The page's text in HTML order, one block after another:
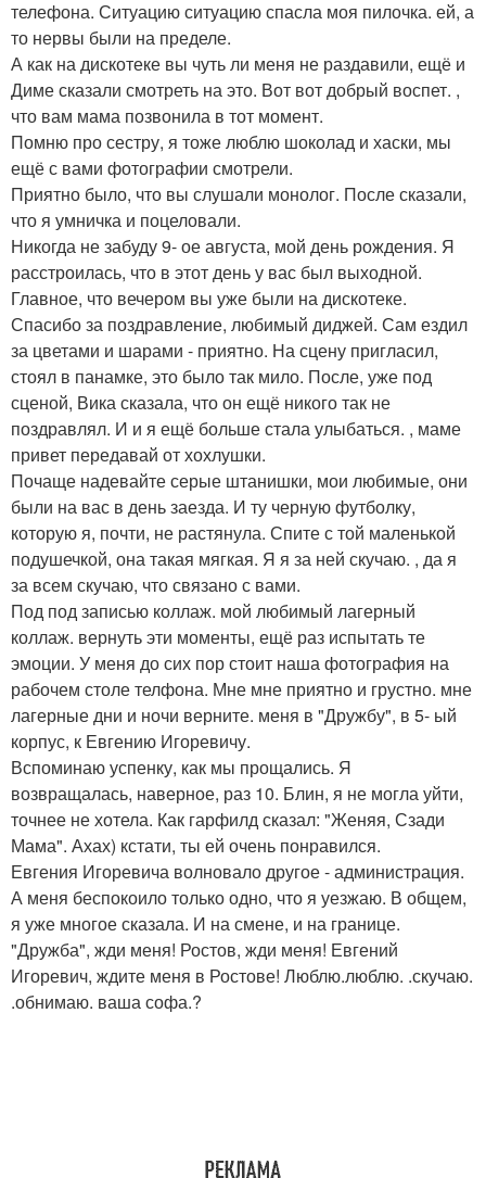
телефона. Ситуацию ситуацию спасла моя пилочка. ей, а
то нервы были на пределе.
А как на дискотеке вы чуть ли меня не раздавили, ещё и
Диме сказали смотреть на это. Вот вот добрый воспет. ,
что вам мама позвонила в тот момент.
Помню про сестру, я тоже люблю шоколад и хаски, мы
ещё с вами фотографии смотрели.
Приятно было, что вы слушали монолог. После сказали,
что я умничка и поцеловали.
Никогда не забуду 9- ое августа, мой день рождения. Я
расстроилась, что в этот день у вас был выходной.
Главное, что вечером вы уже были на дискотеке.
Спасибо за поздравление, любимый диджей. Сам ездил
за цветами и шарами - приятно. На сцену пригласил,
стоял в панамке, это было так мило. После, уже под
сценой, Вика сказала, что он ещё никого так не
поздравлял. И и я ещё больше стала улыбаться. , маме
привет передавай от хохлушки.
Почаще надевайте серые штанишки, мои любимые, они
были на вас в день заезда. И ту черную футболку,
которую я, почти, не растянула. Спите с той маленькой
подушечкой, она такая мягкая. Я я за ней скучаю. , да я
за всем скучаю, что связано с вами.
Под под записью коллаж. мой любимый лагерный
коллаж. вернуть эти моменты, ещё раз испытать те
эмоции. У меня до сих пор стоит наша фотография на
рабочем столе телфона. Мне мне приятно и грустно. мне
лагерные дни и ночи верните. меня в "Дружбу", в 5- ый
корпус, к Евгению Игоревичу.
Вспоминаю успенку, как мы прощались. Я
возвращалась, наверное, раз 10. Блин, я не могла уйти,
точнее не хотела. Как гарфилд сказал: "Женяя, Сзади
Мама". Ахах) кстати, ты ей очень понравился.
Евгения Игоревича волновало другое - администрация.
А меня беспокоило только одно, что я уезжаю. В общем,
я уже многое сказала. И на смене, и на границе.
"Дружба", жди меня! Ростов, жди меня! Евгений
Игоревич, ждите меня в Ростове! Люблю.люблю. .скучаю.
.обнимаю. ваша софа.?